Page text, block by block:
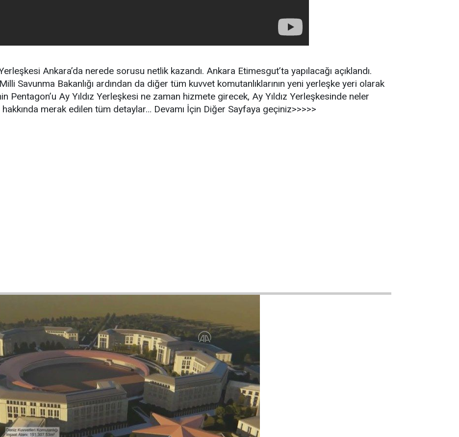
Ankara’da nerede sorusu netlik kazandı. Ankara Etimesgut’ta yapılacağı açıklandı.
Savunma Bakanlığı ardından da diğer tüm kuvvet komutanlıklarının yeni yerleşke yeri olarak
Pentagon’u Ay Yıldız Yerleşkesi ne zaman hizmete girecek, Ay Yıldız Yerleşkesinde neler
merak edilen tüm detaylar… Devamı İçin Diğer Sayfaya geçiniz>>>>>